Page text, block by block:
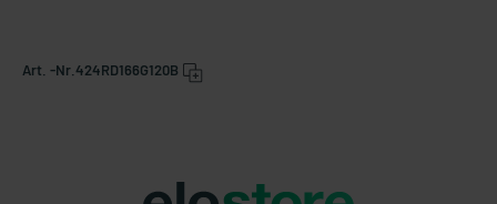
Art. -Nr. 424RD166G120B